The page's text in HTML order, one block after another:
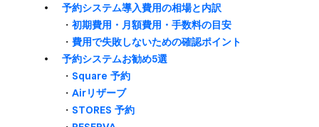
予約システム導入費用の​相場と​内訳
・ 初期費用・月額費用・手数料の​目安
・ 費用で​失敗しないための​確認ポイント
予約システム​お勧め5選
・ Square 予約
・ Airリザーブ
・ STORES 予約